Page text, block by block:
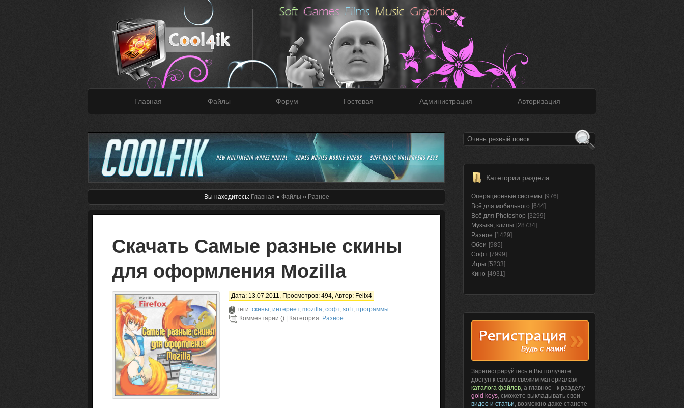
Главная Файлы Форум Гостевая Администрация Авторизация
Вы находитесь: Главная » Файлы » Разное
Скачать Самые разные скины
для оформления Mozilla
Дата: 13.07.2011, Просмотров: 494, Автор: Felix4
теги: скины, интернет, mozilla, софт, sofт, программы
Комментарии () | Категория: Разное
Категории раздела
Операционные системы [976]
Всё для мобильного [644]
Всё для Photoshop [3299]
Музыка, клипы [28734]
Разное [1429]
Обои [985]
Софт [7999]
Игры [5233]
Кино [4931]
Зарегистрируйтесь и Вы получите
доступ к самым свежим материалам
каталога файлов, а главное - к разделу
gold keys, сможете выкладывать свои
видео и статьи, возможно даже станете